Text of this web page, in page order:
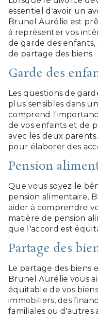
essentiel d'avoir un
Brunel Aurélie est
à représenter vos
de garde des
de partage des biens.
Garde des
Les questions de
plus sensibles dans
comprend
de vos enfants et de
avec les deux
pour élaborer des
Pension
Que vous soyez le
pension alimentaire,
aider à comprendre
matière de pension
que l'accord est
Partage des
Le partage des biens
Brunel Aurélie vous
équitable de vos
immobiliers, des
familiales ou d'autres